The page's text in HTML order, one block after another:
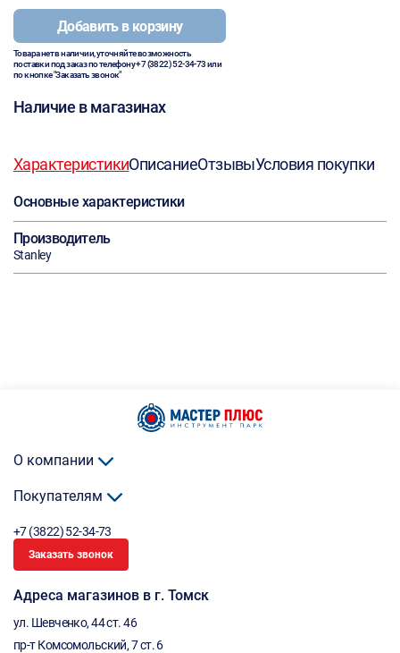
Добавить в корзину
Товара нет в наличии, уточняйте возможность
поставки под заказ по телефону+7 (3822) 52-34-73или
по кнопке "Заказать звонок"
Наличие в магазинах
ХарактеристикиОписаниеОтзывыУсловия покупки
Основные характеристики
Производитель
Stanley
О компании
Покупателям
+7 (3822) 52-34-73
Заказать звонок
Адреса магазинов в г. Томск
ул. Шевченко, 44 ст. 46
пр-т Комсомольский, 7 ст. 6